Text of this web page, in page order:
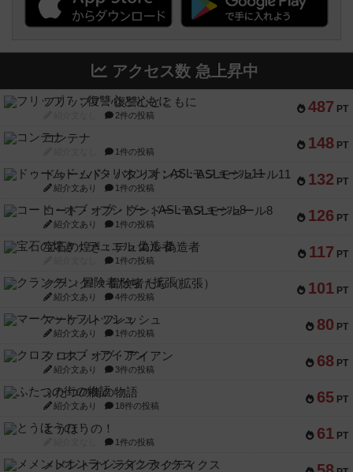
アクセス数 急上昇中
487 PT
フリップ７：復讐心とともに
2件の投稿
148 PT
コンテナ
1件の投稿
132 PT
ドゥームド・バタリオンズ：ASLモジュール11
紹介文あり 1件の投稿
126 PT
コード・オブ・ブシドー：ASLモジュール8
紹介文あり 1件の投稿
117 PT
宝石の煌き：デュエル 偽造者
1件の投稿
101 PT
クランク! ：冒険者たち（拡張）
紹介文あり 4件の投稿
80 PT
マーケットフレッシュ
紹介文あり 1件の投稿
68 PT
クロス・オブ・アイアン
紹介文あり 3件の投稿
65 PT
ふたつの街の物語
紹介文あり 18件の投稿
61 PT
とうほうの！
1件の投稿
メメントオンラインタクティクス